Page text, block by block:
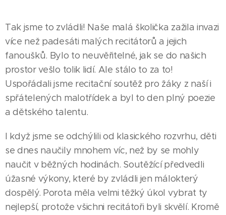
Tak jsme to zvládli! Naše malá školička zažila invazi
více než padesáti malých recitátorů a jejich
fanoušků. Bylo to neuvěřitelné, jak se do našich
prostor vešlo tolik lidí. Ale stálo to za to!
Uspořádali jsme recitační soutěž pro žáky z naší i
spřátelených malotřídek a byl to den plný poezie
a dětského talentu.
I když jsme se odchýlili od klasického rozvrhu, děti
se dnes naučily mnohem víc, než by se mohly
naučit v běžných hodinách. Soutěžící předvedli
úžasné výkony, které by zvládli jen málokterý
dospělý. Porota měla velmi těžký úkol vybrat ty
nejlepší, protože všichni recitátoři byli skvělí. Kromě